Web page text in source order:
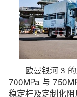
欧曼银河 3
700MPa 与
稳定杆及定制化